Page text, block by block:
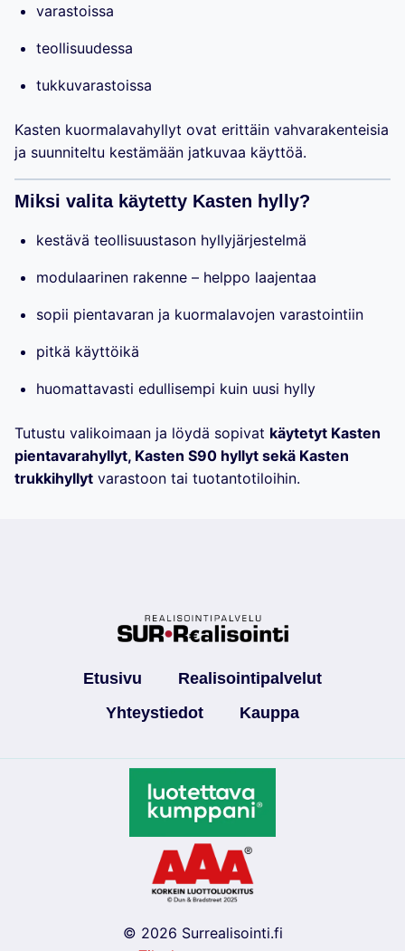
varastoissa
teollisuudessa
tukkuvarastoissa
Kasten kuormalavahyllyt ovat erittäin vahvarakenteisia
ja suunniteltu kestämään jatkuvaa käyttöä.
Miksi valita käytetty Kasten hylly?
kestävä teollisuustason hyllyjärjestelmä
modulaarinen rakenne – helppo laajentaa
sopii pientavaran ja kuormalavojen varastointiin
pitkä käyttöikä
huomattavasti edullisempi kuin uusi hylly
Tutustu valikoimaan ja löydä sopivat käytetyt Kasten
pientavarahyllyt, Kasten S90 hyllyt sekä Kasten
trukkihyllyt varastoon tai tuotantotiloihin.
Etusivu
Realisointipalvelut
Yhteystiedot
Kauppa
© 2026 Surrealisointi.fi